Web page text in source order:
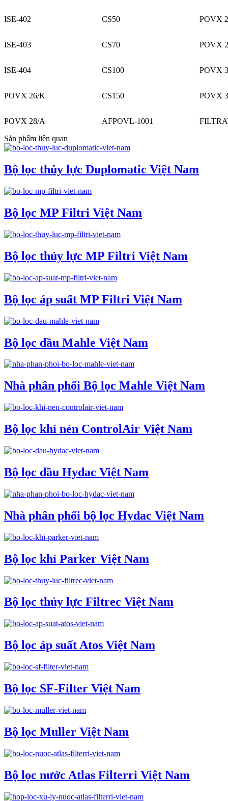
ISE-402 CS50 POVX
ISE-403 CS70 POVX
ISE-404 CS100 POVX
POVX 26/K CS150 POVX
POVX 28/A AFPOVL-1001
Sản phẩm liên quan
Bộ lọc thủy lực Duplomatic Việt Nam
Bộ lọc MP Filtri Việt Nam
Bộ lọc thủy lực MP Filtri Việt Nam
Bộ lọc áp suất MP Filtri Việt Nam
Bộ lọc dầu Mahle Việt Nam
Nhà phân phối Bộ lọc Mahle Việt Nam
Bộ lọc khí nén ControlAir Việt Nam
Bộ lọc dầu Hydac Việt Nam
Nhà phân phối bộ lọc Hydac Việt Nam
Bộ lọc khí Parker Việt Nam
Bộ lọc thủy lực Filtrec Việt Nam
Bộ lọc áp suất Atos Việt Nam
Bộ lọc SF-Filter Việt Nam
Bộ lọc Muller Việt Nam
Bộ lọc nước Atlas Filterri Việt Nam